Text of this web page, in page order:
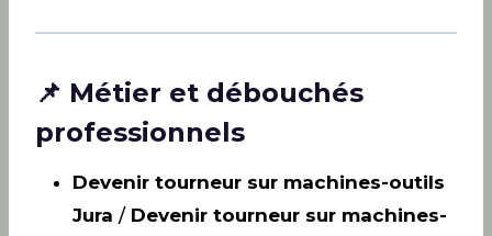
📌 Métier et débouchés
professionnels
Devenir tourneur sur machines-outils
Jura / Devenir tourneur sur machines-